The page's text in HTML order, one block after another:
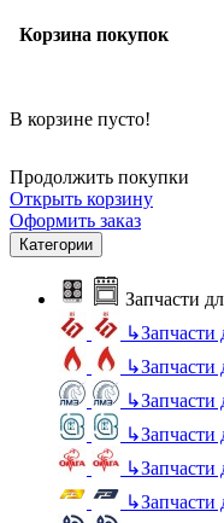
Корзина покупок
В корзине пусто!
Продолжить покупки
Открыть корзину
Оформить заказ
Категории
Запчасти
↳Запчасти
↳
↳
↳
↳
↳Запчасти